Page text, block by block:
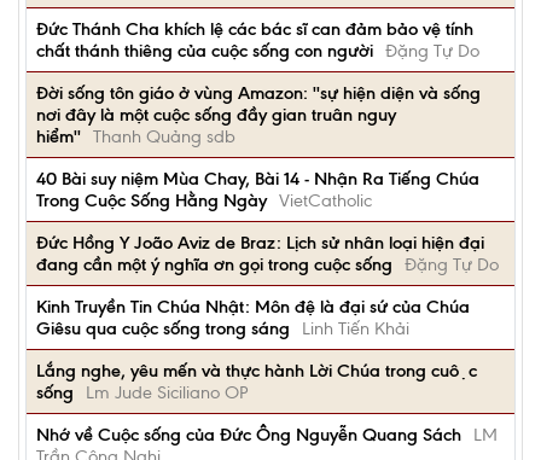
Đức Thánh Cha khích lệ các bác sĩ can đảm bảo vệ tính
chất thánh thiêng của cuộc sống con người Đặng Tự Do
Đời sống tôn giáo ở vùng Amazon: ''sự hiện diện và sống
nơi đây là một cuộc sống đầy gian truân nguy
hiểm'' Thanh Quảng sdb
40 Bài suy niệm Mùa Chay, Bài 14 - Nhận Ra Tiếng Chúa
Trong Cuộc Sống Hằng Ngày VietCatholic
Đức Hồng Y João Aviz de Braz: Lịch sử nhân loại hiện đại
đang cần một ý nghĩa ơn gọi trong cuộc sống
Đặng Tự Do
Kinh Truyền Tin Chúa Nhật: Môn đệ là đại sứ của Chúa
Giêsu qua cuộc sống trong sáng
Linh Tiến Khải
Lắng nghe, yêu mến và thực hành Lời Chúa trong cuộc
sống
Lm Jude Siciliano OP
Nhớ về Cuộc sống của Đức Ông Nguyễn Quang Sách
LM